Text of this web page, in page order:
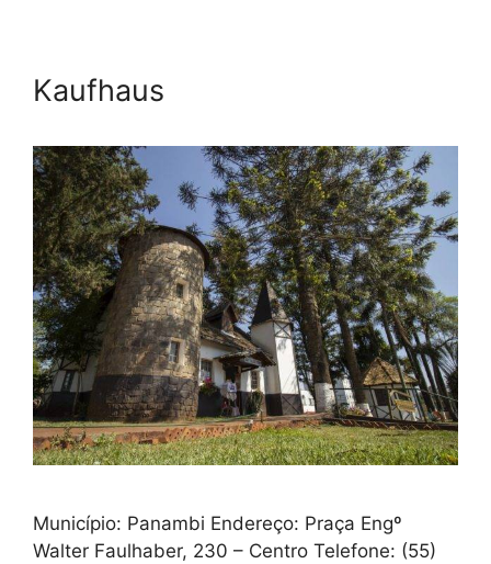
Kaufhaus
Município: Panambi Endereço: Praça Engº
Walter Faulhaber, 230 – Centro Telefone: (55)